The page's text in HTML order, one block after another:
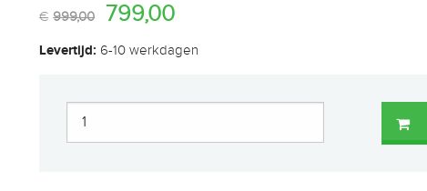
€ 999,00 799,00
Levertijd: 6-10 werkdagen